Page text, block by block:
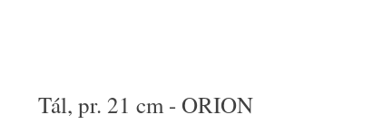
Tál, pr. 21 cm - ORION